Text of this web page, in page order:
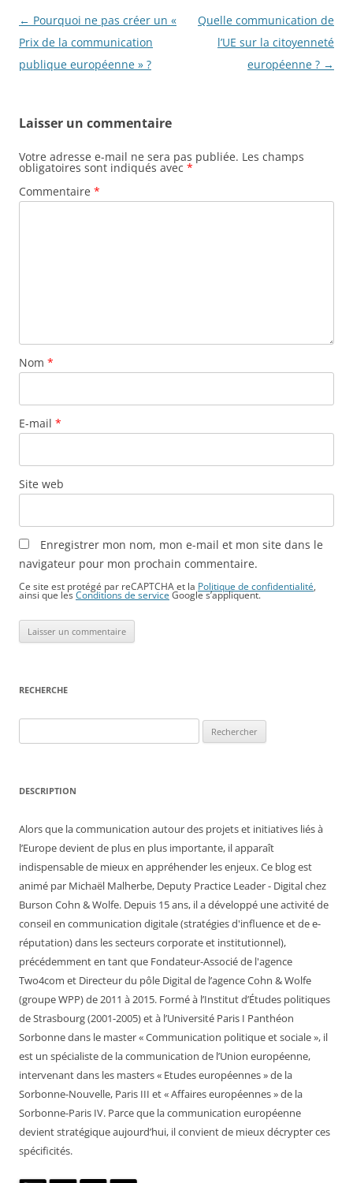
Navigation
des
articles
← Pourquoi ne pas créer un «
Prix de la communication
publique européenne » ?
Quelle communication de
l’UE sur la citoyenneté
européenne ? →
Laisser un commentaire
Votre adresse e-mail ne sera pas publiée. Les champs
obligatoires sont indiqués avec *
Commentaire *
Nom *
E-mail *
Site web
Enregistrer mon nom, mon e-mail et mon site dans le
navigateur pour mon prochain commentaire.
Ce site est protégé par reCAPTCHA et la Politique de confidentialité
ainsi que lesConditions de service Google s’appliquent.
RECHERCHE
DESCRIPTION
Alors que la communication autour des projets et initiatives liés à
l’Europe devient de plus en plus importante, il apparaît
indispensable de mieux en appréhender les enjeux. Ce blog est
animé par Michaël Malherbe, Deputy Practice Leader - Digital chez
Burson Cohn & Wolfe. Depuis 15 ans, il a développé une activité de
conseil en communication digitale (stratégies d'influence et de e-
réputation) dans les secteurs corporate et institutionnel),
précédemment en tant que Fondateur-Associé de l'agence
Two4com et Directeur du pôle Digital de l’agence Cohn & Wolfe
(groupe WPP) de 2011 à 2015. Formé à l’Institut d’Études politiques
de Strasbourg (2001-2005) et à l’Université Paris I Panthéon
Sorbonne dans le master « Communication politique et sociale », il
est un spécialiste de la communication de l’Union européenne,
intervenant dans les masters « Etudes européennes » de la
Sorbonne-Nouvelle, Paris III et « Affaires européennes » de la
Sorbonne-Paris IV. Parce que la communication européenne
devient stratégique aujourd’hui, il convient de mieux décrypter ces
spécificités.